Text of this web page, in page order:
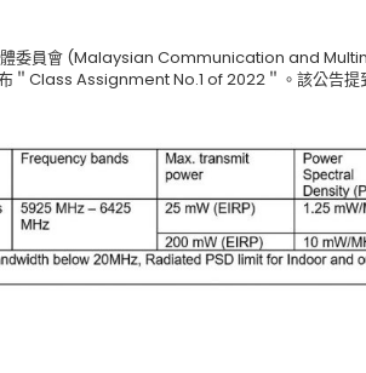
體委員會 (Malaysian Communication and
＂Class Assignment No.1 of 2022＂。該公告提